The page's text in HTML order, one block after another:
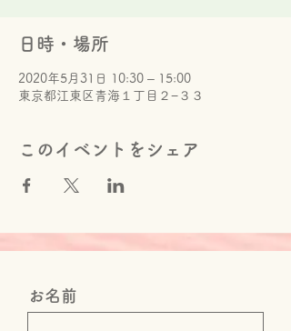
日時・場所
2020年5月31日 10:30 – 15:00
東京都江東区青海１丁目２−３３
このイベントをシェア
お名前